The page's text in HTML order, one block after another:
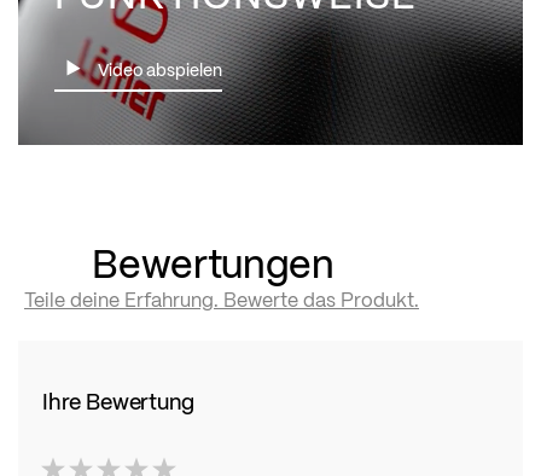
Video abspielen
Bewertungen
Teile deine Erfahrung. Bewerte das Produkt.
Ihre Bewertung